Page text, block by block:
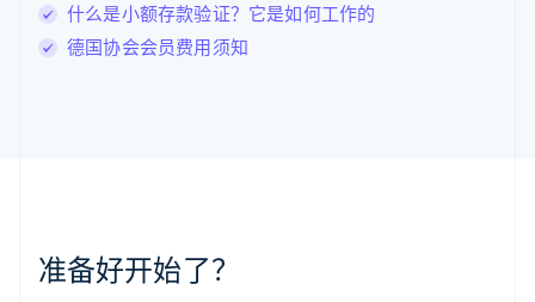
什么是小额存款验证？它是如何工作的
德国协会会员费用须知
准备好开始了？
罗马尼亚
English
挪威